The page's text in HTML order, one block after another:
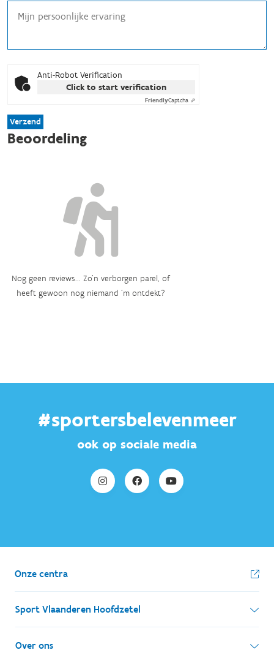
Anti-Robot Verification
Click to start verification
FriendlyCaptcha ⇗
Verzend
Beoordeling
Nog geen reviews... Zo’n verborgen parel, of
heeft gewoon nog niemand ‘m ontdekt?
#sportersbelevenmeer
ook op sociale media
Onze centra
Sport Vlaanderen Hoofdzetel
Simon Bolivarlaan 17
Over ons